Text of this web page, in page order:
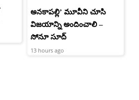
అనకాపల్లి’ మూవీని చూసి
విజయాన్ని అందించాలి –
సోనూ సూద్
13 hours ago